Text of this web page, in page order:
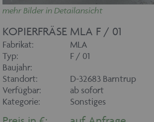
mehr Bilder in Detailansicht
KOPIERFRÄSE MLA F / 01
Fabrikat:
MLA
Typ:
F / 01
Baujahr:
Standort:
D-32683 Barntrup
Verfügbar:
ab sofort
Kategorie:
Sonstiges